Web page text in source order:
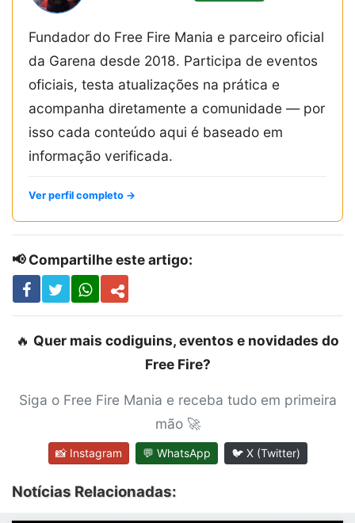
Fundador do Free Fire Mania e parceiro oficial
da Garena desde 2018. Participa de eventos
oficiais, testa atualizações na prática e
acompanha diretamente a comunidade — por
isso cada conteúdo aqui é baseado em
informação verificada.
Ver perfil completo →
📢 Compartilhe este artigo:
🔥 Quer mais codiguins, eventos e novidades do
Free Fire?
Siga o Free Fire Mania e receba tudo em primeira
mão 🚀
📸 Instagram 💬 WhatsApp 🐦 X (Twitter)
Notícias Relacionadas: